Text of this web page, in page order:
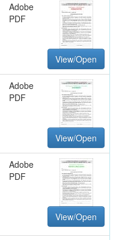
Adobe
PDF
View/Open
Adobe
PDF
View/Open
Adobe
PDF
View/Open